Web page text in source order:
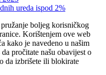
ureda ispod 2%
boljeg korisničkog
Korištenjem ove web
kako je navedeno u našim
pročitate našu obavijest o
da izbrišete ili blokirate